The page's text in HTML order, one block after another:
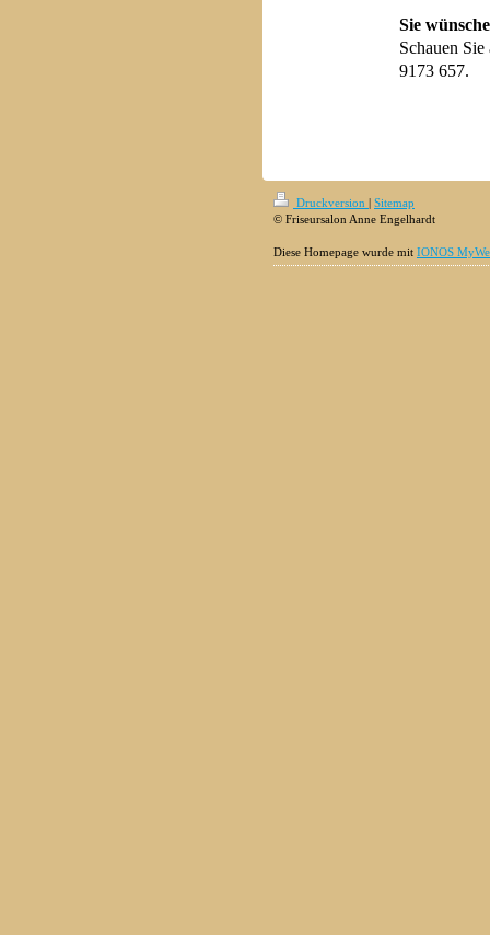
Sie
Schauen
9173 657.
Druckversion | Sitemap
© Friseursalon Anne Engelhardt
Diese Homepage wurde mit IONOS